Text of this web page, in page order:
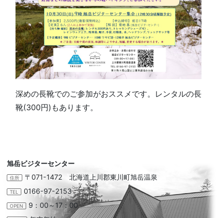
深めの長靴でのご参加がおススメです。レンタルの長
靴(300円)もあります。
旭岳ビジターセンター
住所 〒071-1472 北海道上川郡東川町旭岳温泉
TEL 0166-97-2153
OPEN 9：00～17：00